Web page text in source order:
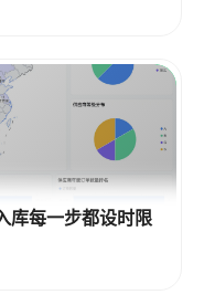
库每一步都设时限